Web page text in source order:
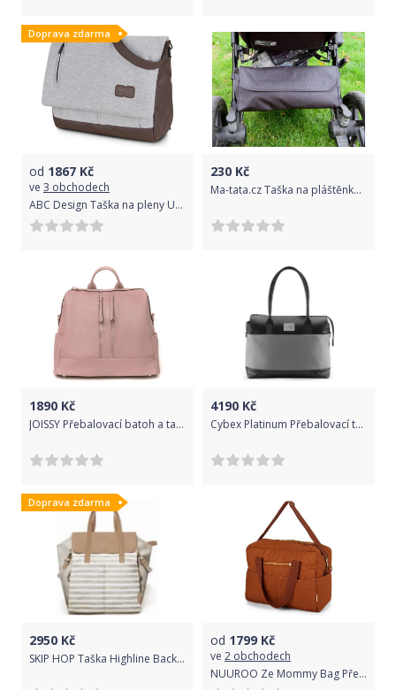
Doprava zdarma
od 1867 Kč
ve 3 obchodech
ABC Design Taška na pleny Urban mineral Fashion 2022
230 Kč
Ma-tata.cz Taška na pláštěnku Značka kočárku: Britax B-Motion 4 plus
1890 Kč
JOISSY Přebalovací batoh a taška na kočárek 2v1 MINI, dusty pink
4190 Kč
Cybex Platinum Přebalovací taška malá Soho Grey | mid grey 2022
Doprava zdarma
2950 Kč
SKIP HOP Taška Highline Backpack- Oyster Stripe
od 1799 Kč
ve 2 obchodech
NUUROO Ze Mommy Bag Přebalovací taška Caramel Café